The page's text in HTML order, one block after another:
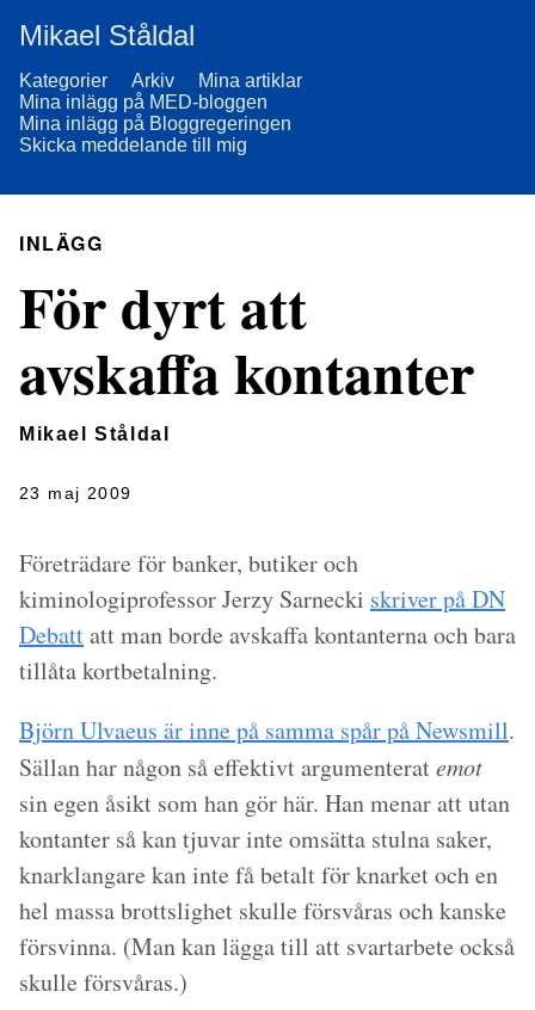
Mikael Ståldal
Kategorier Arkiv
Mina artiklar
Mina inlägg på MED-bloggen
Mina inlägg på Bloggregeringen
Skicka meddelande till mig
INLÄGG
För dyrt att
avskaffa kontanter
Mikael Ståldal
23 maj 2009
Företrädare för banker, butiker och
kiminologiprofessor Jerzy Sarnecki skriver på DN
Debattatt man borde avskaffa kontanterna och bara
tillåta kortbetalning.
Björn Ulvaeus är inne på samma spår på Newsmill.
Sällan har någon så effektivt argumenteratemot
sin egen åsikt som han gör här. Han menar att utan
kontanter så kan tjuvar inte omsätta stulna saker,
knarklangare kan inte få betalt för knarket och en
hel massa brottslighet skulle försvåras och kanske
försvinna. (Man kan lägga till att svartarbete också
skulle försvåras.)